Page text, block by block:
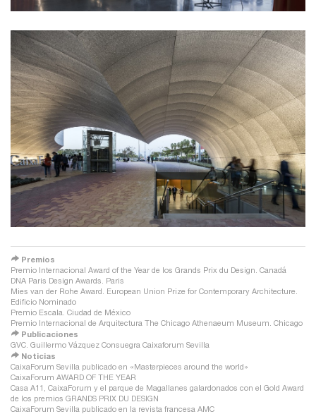
redirect Premios
Premio Internacional Award of the Year de los Grands Prix du Design. Canadá
DNA Paris Design Awards. Paris
Mies van der Rohe Award. European Union Prize for Contemporary Architecture.
Edificio Nominado
Premio Escala. Ciudad de México
Premio Internacional de Arquitectura The Chicago Athenaeum Museum. Chicago
redirect Publicaciones
GVC. Guillermo Vázquez Consuegra Caixaforum Sevilla
redirect Noticias
CaixaForum Sevilla publicado en «Masterpieces around the world»
CaixaForum AWARD OF THE YEAR
Casa A11, CaixaForum y el parque de Magallanes galardonados con el Gold Award
de los premios GRANDS PRIX DU DESIGN
CaixaForum Sevilla publicado en la revista francesa AMC